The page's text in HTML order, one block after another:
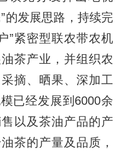
的发展思路，持续完
”紧密型联农带农机
茶产业，并组织农
摘、晒果、深加工
已经发展到6000余
以及茶油产品的产
茶的产量及品质，